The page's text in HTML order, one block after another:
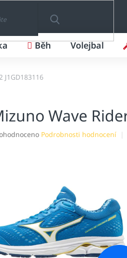
HLEDAT
Běh Volejbal
J1GD183116
Wave
Podrobnosti hodnocení